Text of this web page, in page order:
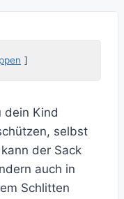
dein Kind
selbst
der Sack
auch in
Schlitten